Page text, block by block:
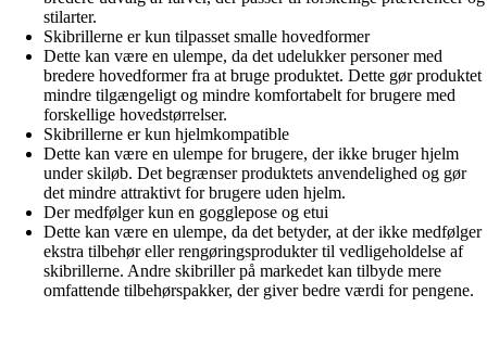
stilarter.
Skibrillerne er kun tilpasset smalle hovedformer
Dette kan være en ulempe, da det udelukker personer med
bredere hovedformer fra at bruge produktet. Dette gør produktet
mindre tilgængeligt og mindre komfortabelt for brugere med
forskellige hovedstørrelser.
Skibrillerne er kun hjelmkompatible
Dette kan være en ulempe for brugere, der ikke bruger hjelm
under skiløb. Det begrænser produktets anvendelighed og gør
det mindre attraktivt for brugere uden hjelm.
Der medfølger kun en gogglepose og etui
Dette kan være en ulempe, da det betyder, at der ikke medfølger
ekstra tilbehør eller rengøringsprodukter til vedligeholdelse af
skibrillerne. Andre skibriller på markedet kan tilbyde mere
omfattende tilbehørspakker, der giver bedre værdi for pengene.